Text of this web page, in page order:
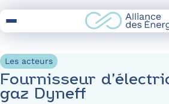
to
Les acteurs
Fournisseur
gaz Dyneff